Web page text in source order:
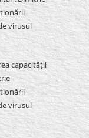
virusul
capacității
virusul